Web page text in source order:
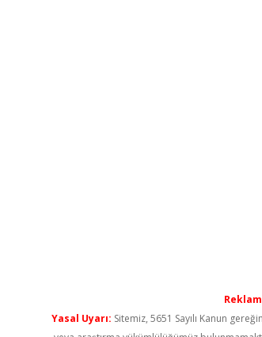
Yasal Uyarı: Sitemiz, 5651 Sayılı Kanun